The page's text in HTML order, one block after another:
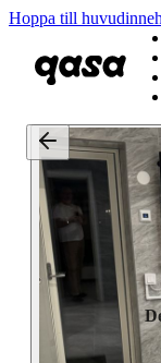
Hoppa till